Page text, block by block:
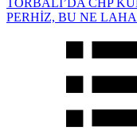
PERHİZ, BU NE